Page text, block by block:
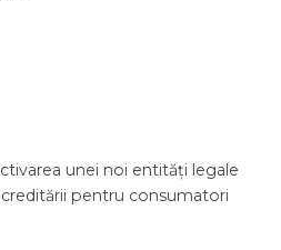
unei noi entități legale
pentru consumatori